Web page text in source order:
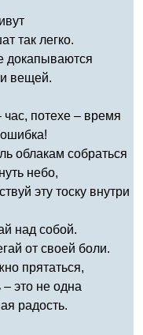
так легко.
докапываются
вещей.
час, потехе – время
облакам собраться
небо,
эту тоску внутри
над собой.
от своей боли.
прятаться,
это не одна
радость.